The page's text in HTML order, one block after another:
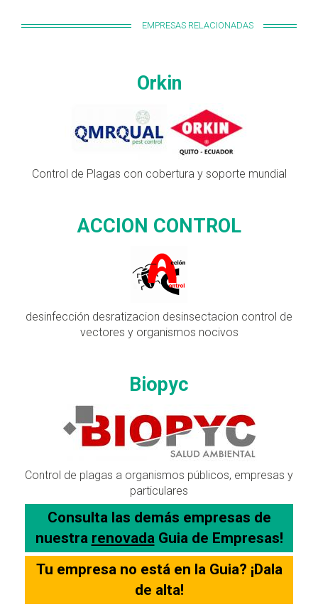
EMPRESAS RELACIONADAS
Orkin
Control de Plagas con cobertura y soporte mundial
ACCION CONTROL
desinfección desratizacion desinsectacion control de
vectores y organismos nocivos
Biopyc
Control de plagas a organismos públicos, empresas y
particulares
Consulta las demás empresas de
nuestra renovadaGuia de Empresas!
Tu empresa no está en la Guia? ¡Dala
de alta!